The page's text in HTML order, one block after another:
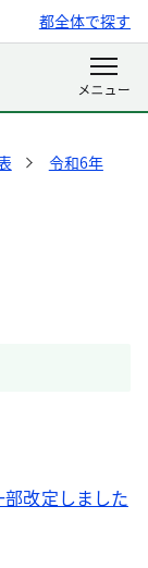
都全体で探す
令和6年
部改定しました